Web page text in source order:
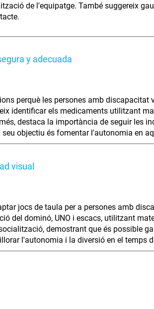
de l'equipatge. També suggereix
y adecuada
perquè les persones amb
identificar els medicaments utilitzant
destaca la importància de seguir les
objectiu és fomentar l'autonomia en
visual
jocs de taula per a persones amb
del dominó, UNO i escacs, utilitzant
demostrant que és possible
l'autonomia i la diversió en el temps